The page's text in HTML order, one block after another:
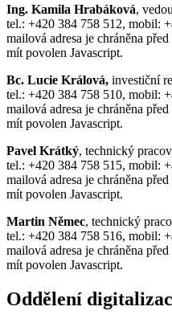
Ing. Kamila Hrabáková,
tel.: +420 384 758 512, mobil:
mailová adresa je chráněna
mít povolen Javascript.
Bc. Lucie Králová, investiční
tel.: +420 384 758 510, mobil:
mailová adresa je chráněna
mít povolen Javascript.
Pavel Krátký, technický
tel.: +420 384 758 515, mobil:
mailová adresa je chráněna
mít povolen Javascript.
Martin Němec, technický
tel.: +420 384 758 516, mobil:
mailová adresa je chráněna
mít povolen Javascript.
Oddělení